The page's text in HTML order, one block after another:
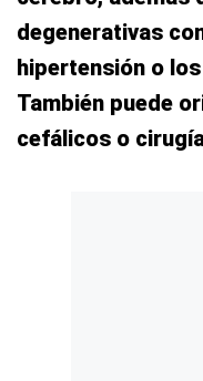
degenerativas
hipertensión o
También puede
cefálicos o